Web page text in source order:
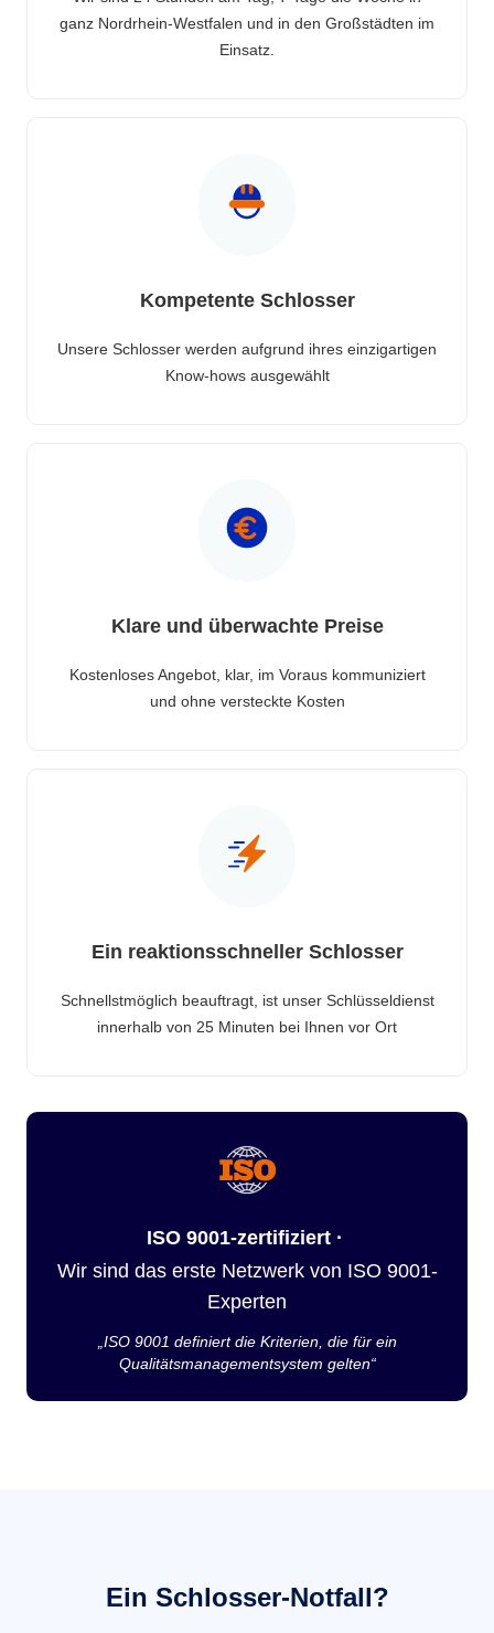
ganz Nordrhein-Westfalen und in den Großstädten im
Einsatz.
Kompetente Schlosser
Unsere Schlosser werden aufgrund ihres einzigartigen
Know-hows ausgewählt
Klare und überwachte Preise
Kostenloses Angebot, klar, im Voraus kommuniziert
und ohne versteckte Kosten
Ein reaktionsschneller Schlosser
Schnellstmöglich beauftragt, ist unser Schlüsseldienst
innerhalb von 25 Minuten bei Ihnen vor Ort
ISO 9001-zertifiziert ·
Wir sind das erste Netzwerk von ISO 9001-
Experten
„ISO 9001 definiert die Kriterien, die für ein
Qualitätsmanagementsystem gelten“
Ein Schlosser-Notfall?